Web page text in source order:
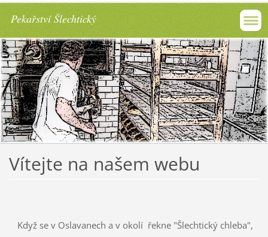
Pekařství Šlechtický
Vítejte na našem webu
Když se v Oslavanech a v okolí řekne "Šlechtický chleba",